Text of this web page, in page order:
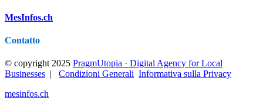
MesInfos.ch
Contatto
© copyright 2025 PragmUtopia · Digital Agency for Local
Businesses | Condizioni Generali Informativa sulla Privacy
mesinfos.ch